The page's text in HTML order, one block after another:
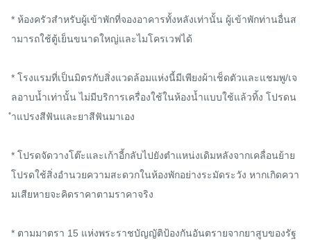
* ห้องครัวสำหรับผู้เข้าพักที่จองอาคารทั้งหลังเท่านั้น ผู้เข้าพักท่านอื่นส
ามารถใช้ตู้เย็นขนาดใหญ่และไมโครเวฟได้
* โรงแรมที่เป็นมิตรกับสิ่งแวดล้อมแห่งนี้มีเพียงผ้าเช็ดตัวและแชมพู/เจ
ลอาบน้ำเท่านั้น ไม่มีบริการเครื่องใช้ในห้องน้ำแบบใช้แล้วทิ้ง โปรดน
ำแปรงสีฟันและยาสีฟันมาเอง
* โปรดจัดวางโต๊ะและเก้าอี้กลับไปยังตำแหน่งเดิมหลังจากเคลื่อนย้าย
โปรดใช้สิ่งอำนวยความสะดวกในห้องพักอย่างระมัดระวัง หากเกิดควา
มเสียหายจะคิดราคาตามราคาจริง
* ตามมาตรา 15 แห่งพระราชบัญญัติป้องกันอันตรายจากยาสูบของรัฐ